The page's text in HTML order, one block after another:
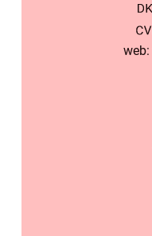
web: